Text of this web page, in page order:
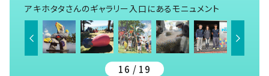
アキホタタさんのギャラリー入口にあるモニュメント
16 / 19